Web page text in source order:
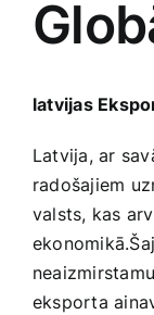
Medicīnas
Pakalpojumi
Pārtikas
Preces birojam
latvijas
Latvija, ar
radošajiem
valsts, kas
eksporta